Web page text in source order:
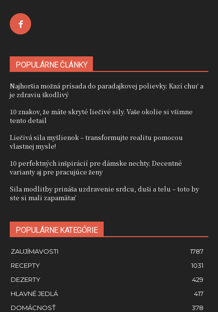
POPULÁRNE ČLÁNKY
Najhoršia možná prísada do paradajkovej polievky. Kazí chuť a
je zdraviu škodlivý
10 znakov, že máte skryté liečivé sily. Vaše okolie si všimne
tento detail
Liečivá sila myšlienok – transformujte realitu pomocou
vlastnej mysle!
10 perfektných inšpirácií pre dámske nechty. Decentné
varianty aj pre pracujúce ženy
Sila modlitby prináša uzdravenie srdcu, duši a telu – toto by
ste si mali zapamätať
POPULÁRNE KATEGÓRIE
ZAUJÍMAVOSTI
1787
RECEPTY
1031
DEZERTY
429
HLAVNÉ JEDLÁ
417
DOMÁCNOSŤ
378